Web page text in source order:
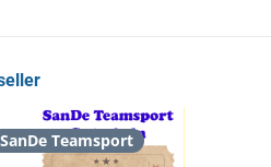
SanDe Teamsport